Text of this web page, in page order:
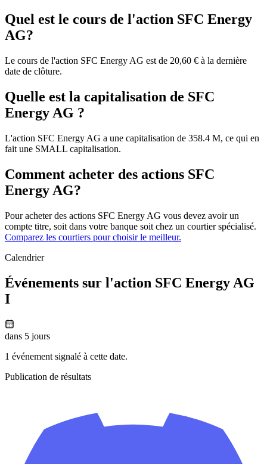
Quel est le cours de l'action SFC Energy
AG?
Le cours de l'action SFC Energy AG est de 20,60 € à la dernière
date de clôture.
Quelle est la capitalisation de SFC
Energy AG ?
L'action SFC Energy AG a une capitalisation de 358.4 M, ce qui en
fait une SMALL capitalisation.
Comment acheter des actions SFC
Energy AG?
Pour acheter des actions SFC Energy AG vous devez avoir un
compte titre, soit dans votre banque soit chez un courtier spécialisé.
Comparez les courtiers pour choisir le meilleur.
Calendrier
Événements sur l'action SFC Energy AG
I
dans 5 jours
1 événement signalé à cette date.
Publication de résultats